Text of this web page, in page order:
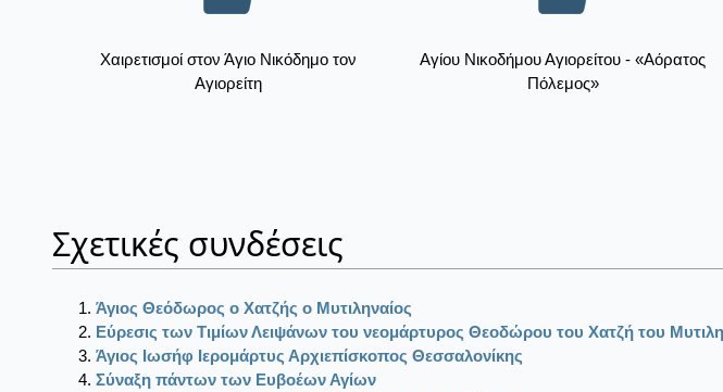
Χαιρετισμοί στον Άγιο Νικόδημο τον
Αγιορείτη
Αγίου Νικοδήμου Αγιορείτου - «Αόρατος
Πόλεμος»
Σχετικές συνδέσεις
Άγιος Θεόδωρος ο Χατζής ο Μυτιληναίος
Εύρεσις των Τιμίων Λειψάνων του νεομάρτυρος Θεοδώρου του Χατζή του
Άγιος Ιωσήφ Ιερομάρτυς Αρχιεπίσκοπος Θεσσαλονίκης
Σύναξη πάντων των Ευβοέων Αγίων